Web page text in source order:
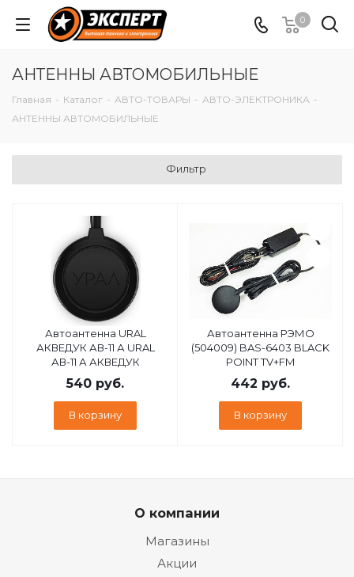
0
АНТЕННЫ АВТОМОБИЛЬНЫЕ
Главная - Каталог - АВТО-ТОВАРЫ - АВТО-ЭЛЕКТРОНИКА -
АНТЕННЫ АВТОМОБИЛЬНЫЕ
Фильтр
Автоантенна URAL
АКВЕДУК АВ-11 А URAL
АВ-11 А АКВЕДУК
540 руб.
В корзину
Автоантенна РЭМО
(504009) BAS-6403 BLACK
POINT TV+FM
442 руб.
В корзину
О компании
Магазины
Акции